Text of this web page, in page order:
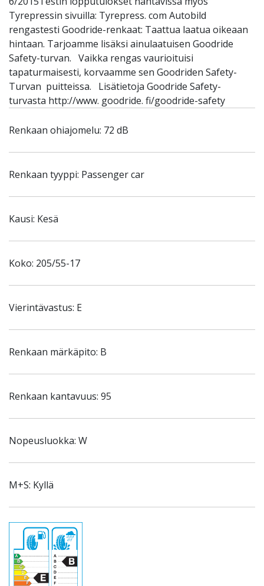
Tyrepressin sivuilla: Tyrepress. com Autobild
rengastesti Goodride-renkaat: Taattua laatua oikeaan
hintaan. Tarjoamme lisäksi ainulaatuisen Goodride
Safety-turvan. Vaikka rengas vaurioituisi
tapaturmaisesti, korvaamme sen Goodriden Safety-
Turvan puitteissa. Lisätietoja Goodride Safety-
turvasta http://www. goodride. fi/goodride-safety
Renkaan ohiajomelu: 72 dB
Renkaan tyyppi: Passenger car
Kausi: Kesä
Koko: 205/55-17
Vierintävastus: E
Renkaan märkäpito: B
Renkaan kantavuus: 95
Nopeusluokka: W
M+S: Kyllä